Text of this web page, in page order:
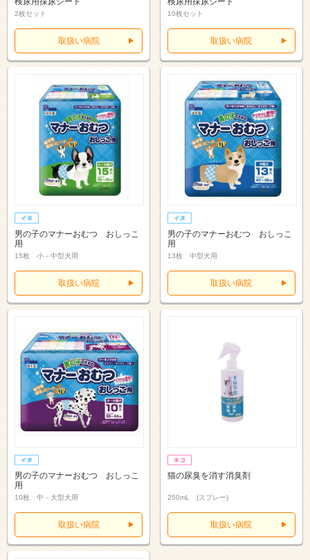
2枚セット
取扱い病院
10枚セット
取扱い病院
男の子のマナーおむつ おしっこ
用
15枚 小－中型犬用
取扱い病院
男の子のマナーおむつ おしっこ
用
13枚 中型犬用
取扱い病院
男の子のマナーおむつ おしっこ
用
10枚 中－大型犬用
取扱い病院
猫の尿臭を消す消臭剤
250mL (スプレー)
取扱い病院